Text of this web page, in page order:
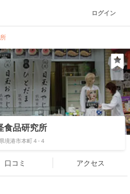
ログイン
食品研究所
境港市本町４-４
口コミ アクセス